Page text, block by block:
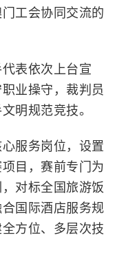
工会协同交流的
表依次上台宣
业操守，裁判员
明规范竞技。
服务岗位，设置
目，赛前专门为
对标全国旅游饭
国际酒店服务规
方位、多层次技